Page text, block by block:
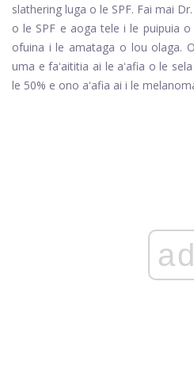
slathering luga o le SPF. Fai mai
o le SPF e aoga tele i le puipuia
ofuina i le amataga o lou olaga.
uma e faʻaititia ai le aʻafia o le
le 50% e ono aʻafia ai i le
ad